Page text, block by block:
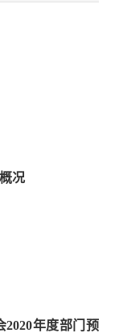
况
2020年度部门预